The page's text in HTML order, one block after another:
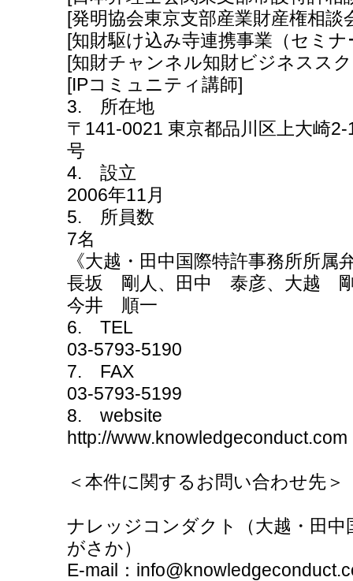
[発明協会東京支部産業財産権相談
[知財駆け込み寺連携事業（セミナ
[知財チャンネル知財ビジネスス
[IPコミュニティ講師]
3. 所在地
〒141-0021 東京都品川区上大崎
号
4. 設立
2006年11月
5. 所員数
7名
《大越・田中国際特許事務所所属
長坂 剛人、田中 泰彦、大越
今井 順一
6. TEL
03-5793-5190
7. FAX
03-5793-5199
8. website
http://www.knowledgeconduct.com
＜本件に関するお問い合わせ先＞
ナレッジコンダクト（大越・田
がさか）
E-mail：